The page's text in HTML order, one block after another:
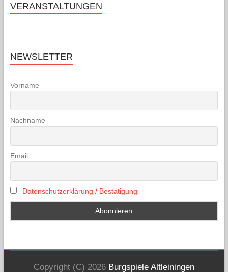
VERANSTALTUNGEN
NEWSLETTER
Vorname
Nachname
Email
Datenschutzerklärung / Bestätigung
Copyright (C) 2026 Burgspiele Altleiningen